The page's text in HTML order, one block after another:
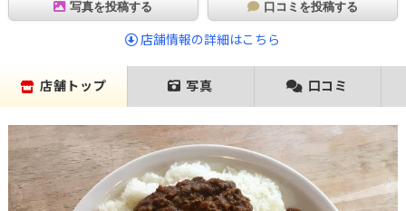
写真を投稿する 口コミを投稿する
店舗情報の詳細はこちら
店舗トップ 写真 口コミ